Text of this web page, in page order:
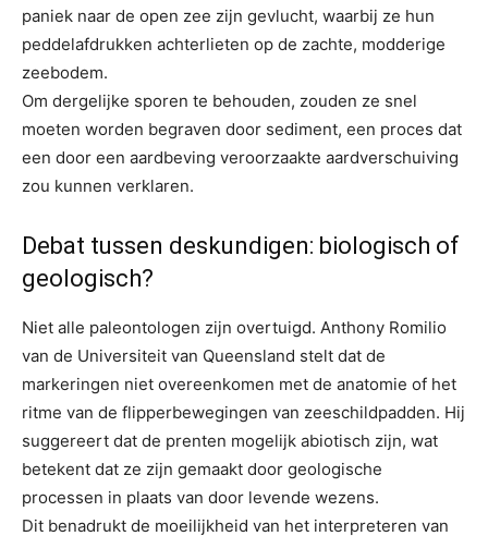
paniek naar de open zee zijn gevlucht, waarbij ze hun
peddelafdrukken achterlieten op de zachte, modderige
zeebodem.
Om dergelijke sporen te behouden, zouden ze snel
moeten worden begraven door sediment, een proces dat
een door een aardbeving veroorzaakte aardverschuiving
zou kunnen verklaren.
Debat tussen deskundigen: biologisch of
geologisch?
Niet alle paleontologen zijn overtuigd. Anthony Romilio
van de Universiteit van Queensland stelt dat de
markeringen niet overeenkomen met de anatomie of het
ritme van de flipperbewegingen van zeeschildpadden. Hij
suggereert dat de prenten mogelijk abiotisch zijn, wat
betekent dat ze zijn gemaakt door geologische
processen in plaats van door levende wezens.
Dit benadrukt de moeilijkheid van het interpreteren van